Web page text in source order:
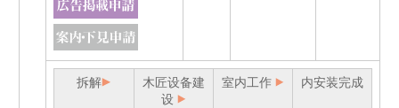
拆解
木匠设备建
设
室内工作 内安装完成